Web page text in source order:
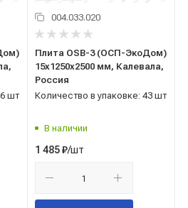
шт
004.033.020
Плита OSB-3 (ОСП-ЭкоДом)
15x1250x2500 мм, Калевала,
Россия
Количество в упаковке: 43 шт
В наличии
1 485₽/шт